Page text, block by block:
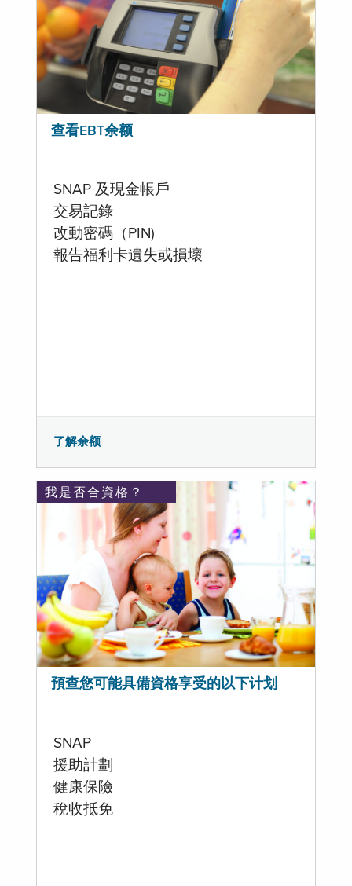
查看EBT余额
SNAP 及現金帳戶
交易記錄
改動密碼（PIN)
報告福利卡遺失或損壞
了解余额
我是否合資格？
預查您可能具備資格享受的以下计划
SNAP
援助計劃
健康保險
稅收抵免